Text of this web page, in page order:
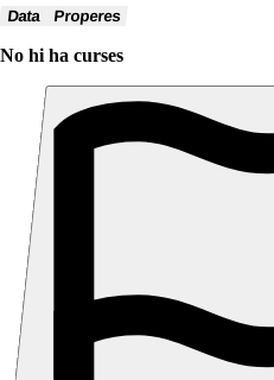
Data Properes
No hi ha curses